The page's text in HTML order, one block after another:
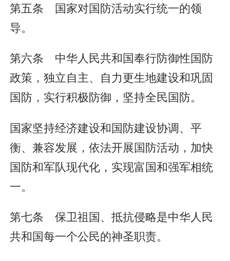
第五条 国家对国防活动实行统一的领
导。
第六条 中华人民共和国奉行防御性国防
政策，独立自主、自力更生地建设和巩固
国防，实行积极防御，坚持全民国防。
国家坚持经济建设和国防建设协调、平
衡、兼容发展，依法开展国防活动，加快
国防和军队现代化，实现富国和强军相统
一。
第七条 保卫祖国、抵抗侵略是中华人民
共和国每一个公民的神圣职责。